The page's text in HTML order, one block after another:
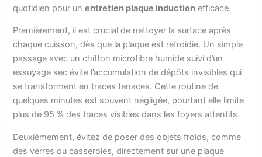
quotidien pour unentretien plaque induction efficace.
Premièrement, il est crucial de nettoyer la surface après
chaque cuisson, dès que la plaque est refroidie. Un simple
passage avec un chiffon microfibre humide suivi d’un
essuyage sec évite l’accumulation de dépôts invisibles qui
se transforment en traces tenaces. Cette routine de
quelques minutes est souvent négligée, pourtant elle limite
plus de 95 % des traces visibles dans les foyers attentifs.
Deuxièmement, évitez de poser des objets froids, comme
des verres ou casseroles, directement sur une plaque